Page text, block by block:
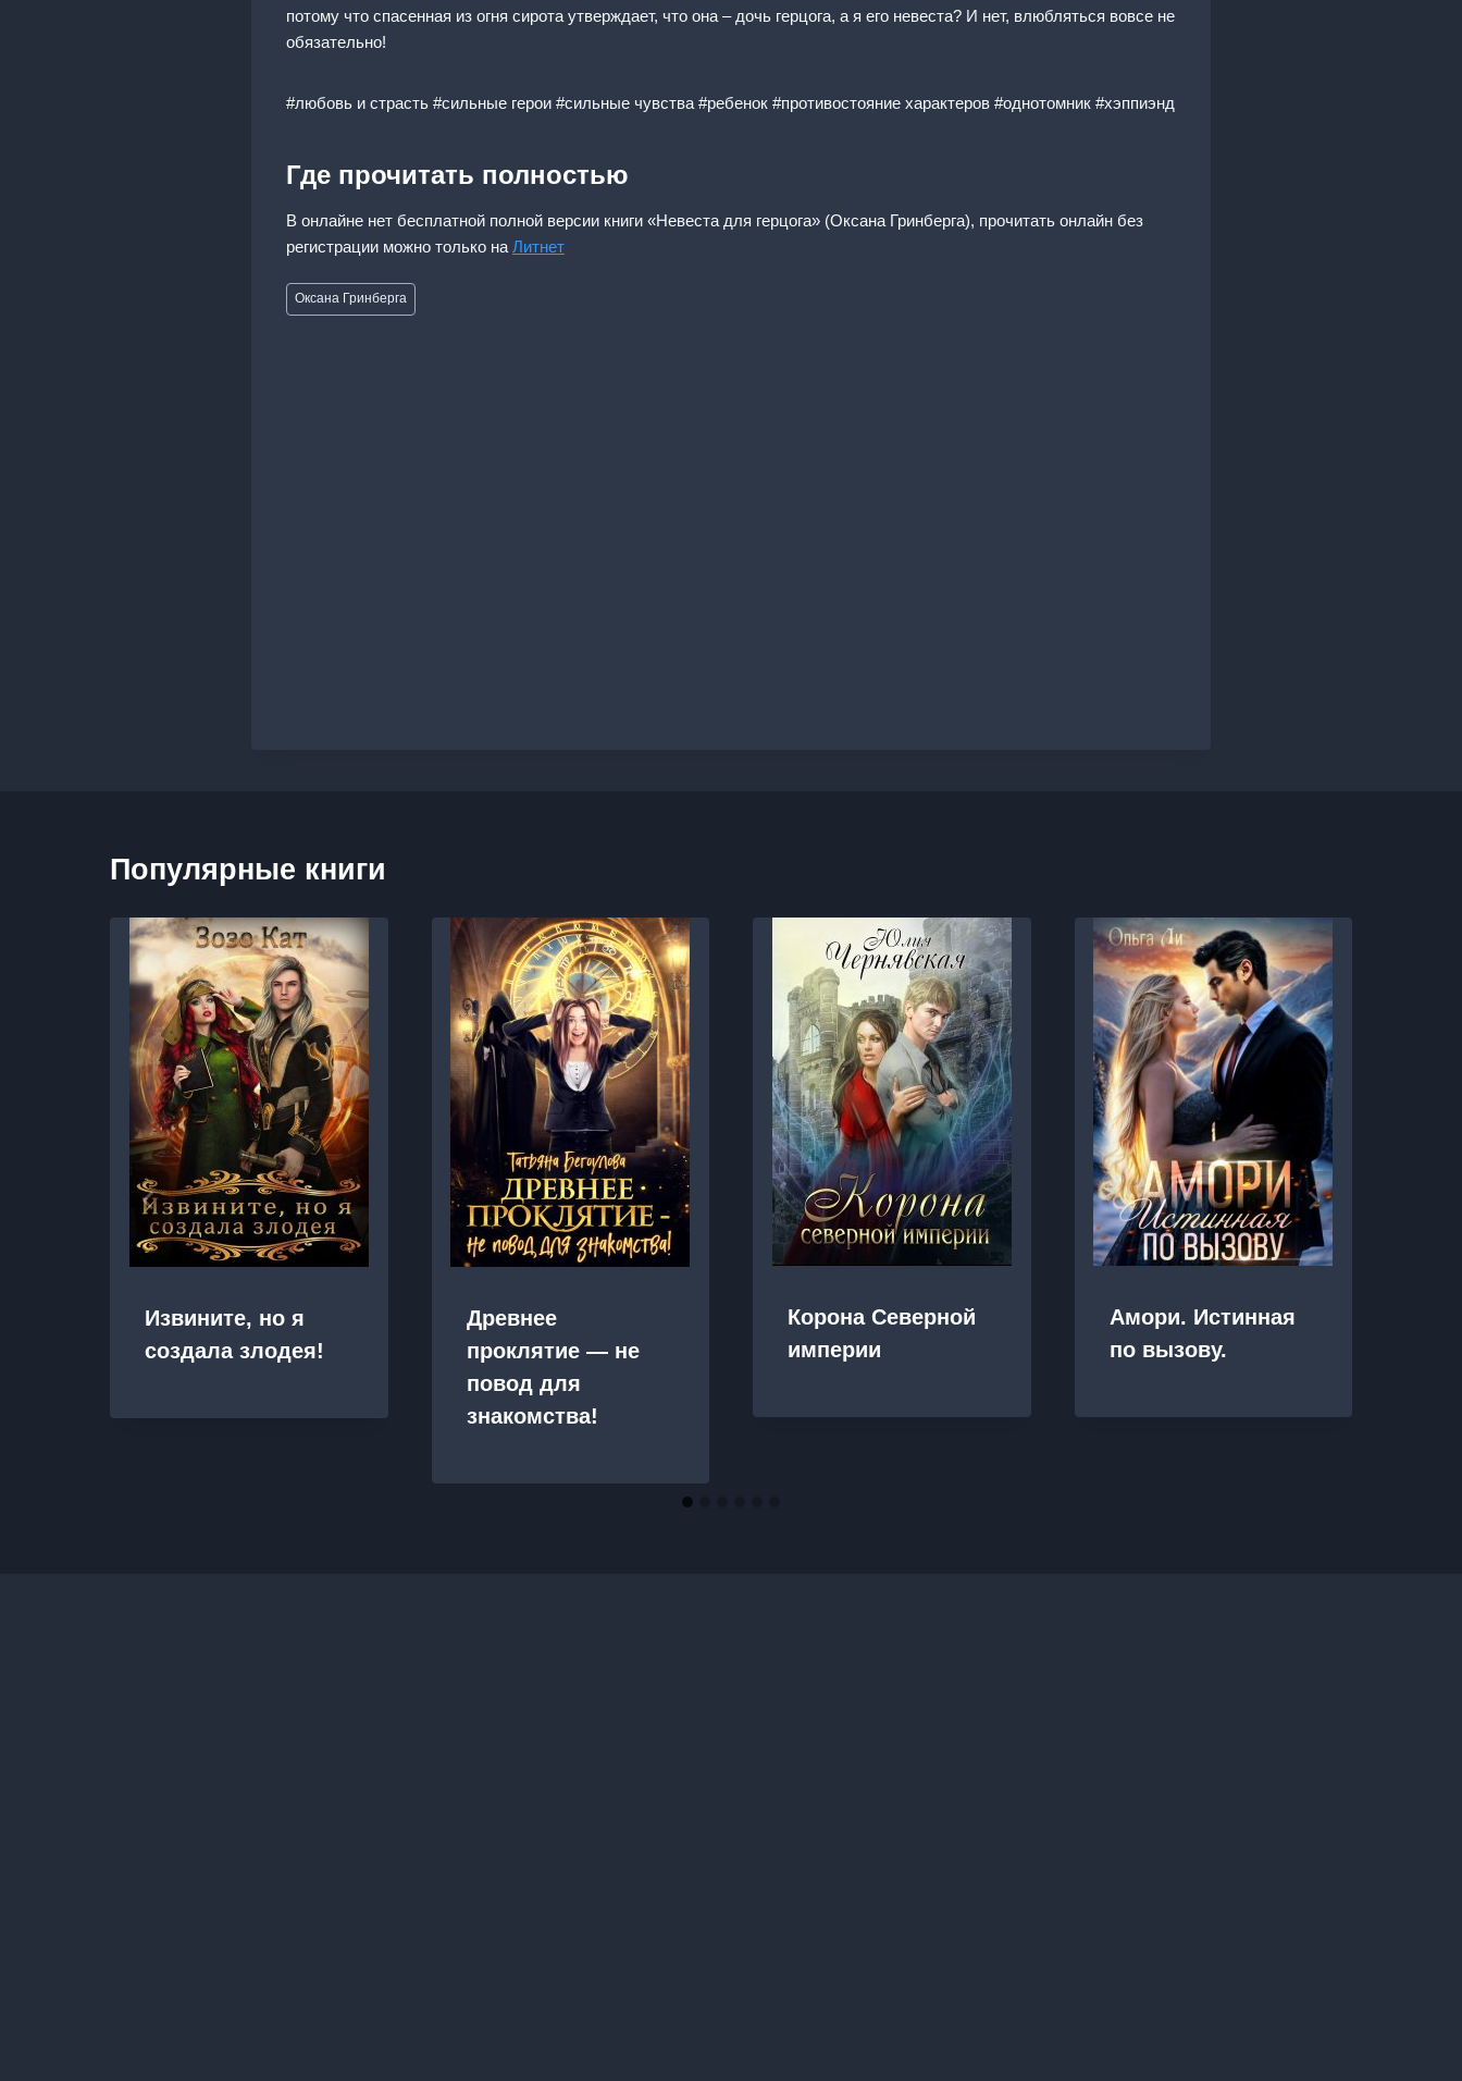
потому что спасенная из огня сирота утверждает, что она – дочь герцога, а я его невеста? И нет, влюбляться вовсе не
обязательно!
#любовь и страсть #сильные герои #сильные чувства #ребенок #противостояние характеров #однотомник #хэппиэнд
Где прочитать полностью
В онлайне нет бесплатной полной версии книги «Невеста для герцога» (Оксана Гринберга), прочитать онлайн без
регистрации можно только на Литнет
Метки
записи:
Оксана Гринберга
Популярные книги
Извините, но я
создала злодея!
Древнее
проклятие — не
повод для
знакомства!
Корона Северной
империи
Амори. Истинная
по вызову.